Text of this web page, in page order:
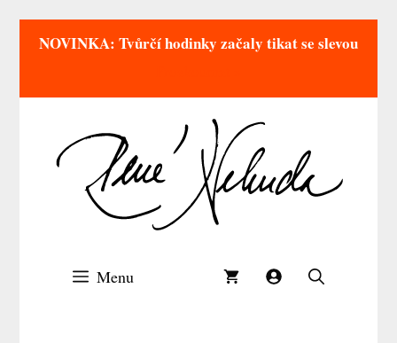
NOVINKA: Tvůrčí hodinky začaly tikat se slevou
obsah
Menu